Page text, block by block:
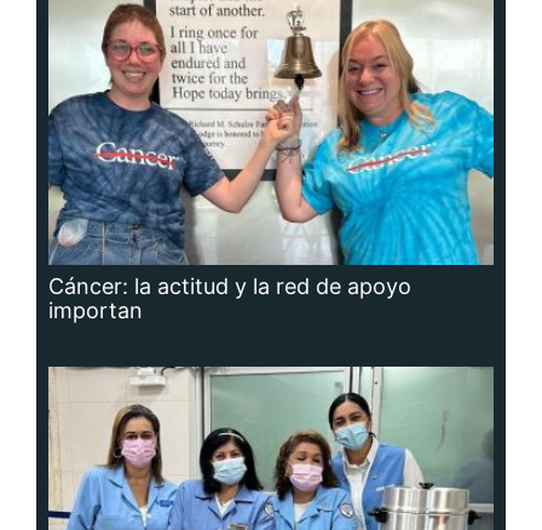
Cáncer: la actitud y la red de apoyo
importan